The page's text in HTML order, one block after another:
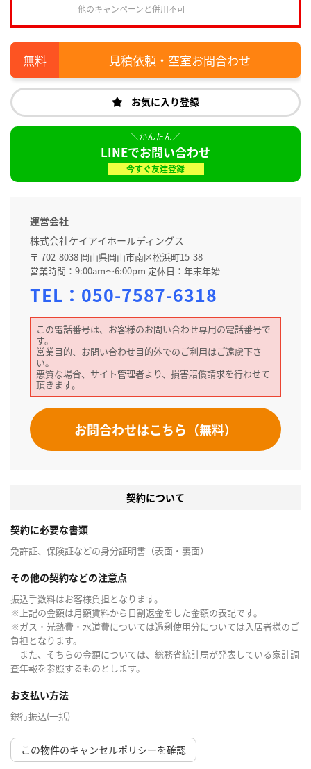
他のキャンペーンと併用不可
見積依頼・空室お問合わせ
お気に入り登録
LINEでお問い合わせ
今すぐ友達登録
運営会社
株式会社ケイアイホールディングス
〒 702-8038 岡山県岡山市南区松浜町15-38
営業時間：9:00am～6:00pm 定休日：年末年始
TEL： 050-7587-6318
この電話番号は、お客様のお問い合わせ専用の電話番号で
す。
営業目的、お問い合わせ目的外でのご利用はご遠慮下さ
い。
悪質な場合、サイト管理者より、損害賠償請求を行わせて
頂きます。
お問合わせはこちら（無料）
契約について
契約に必要な書類
免許証、保険証などの身分証明書（表面・裏面）
その他の契約などの注意点
振込手数料はお客様負担となります。
※上記の金額は月額賃料から日割返金をした金額の表記です。
※ガス・光熱費・水道費については過剰使用分については入居者様のご
負担となります。
また、そちらの金額については、総務省統計局が発表している家計調
査年報を参照するものとします。
お支払い方法
銀行振込(一括)
この物件のキャンセルポリシーを確認